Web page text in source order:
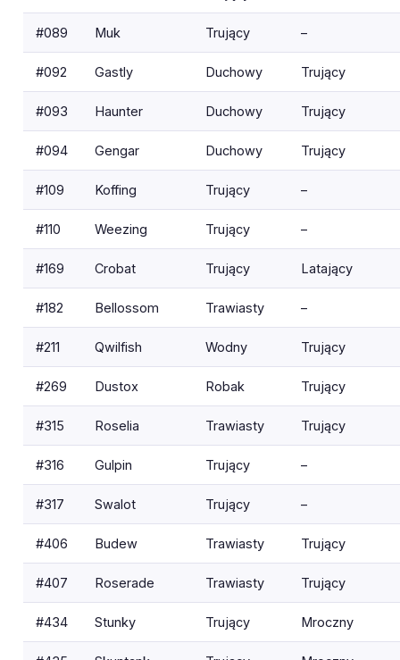
#089 Muk Trujący –
#092 Gastly Duchowy Trujący
#093 Haunter Duchowy Trujący
#094 Gengar Duchowy Trujący
#109 Koffing Trujący –
#110 Weezing Trujący –
#169 Crobat Trujący Latający
#182 Bellossom Trawiasty –
#211 Qwilfish Wodny Trujący
#269 Dustox Robak Trujący
#315 Roselia Trawiasty Trujący
#316 Gulpin Trujący –
#317 Swalot Trujący –
#406 Budew Trawiasty Trujący
#407 Roserade Trawiasty Trujący
#434 Stunky Trujący Mroczny